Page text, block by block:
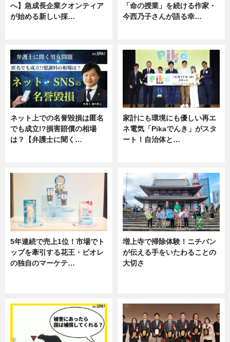
へ】急成長企業クオンティア
が始める新しい採…
「命の授業」を続ける作家・
今西乃子さんが語る幸…
ネット上での名誉毀損は匿名
でも成立!?損害賠償の相場
は？【弁護士に聞く…
家計にも環境にも優しい再エ
ネ電気「Pikaでんき」がスタ
ート！自治体と…
5年連続で売上1位！市場でト
ップを牽引する花王・ビオレ
の独自のマーケテ…
増上寺で掃除体験！ニチバン
が伝える手をいたわることの
大切さ